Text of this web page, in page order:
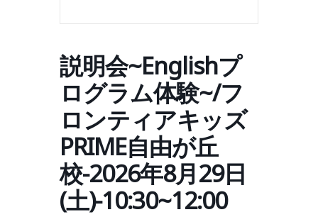
説明会~Englishプ
ログラム体験~/フ
ロンティアキッズ
PRIME自由が丘
校-2026年8月29日
(土)-10:30~12:00